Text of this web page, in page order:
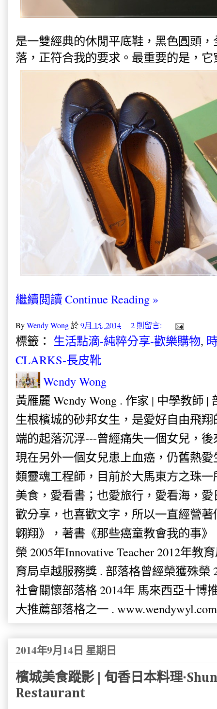
是一雙經典的休閒平底鞋，黑色圓頭
落，正符合我的要求。最重要的是，
繼續閲讀 Continue Reading »
ByWendy Wong於9月 15, 2014 2 則留言:
標籤： 生活點滴-純粹分享-歡樂購物,
CLARKS-長皮靴
Wendy Wong
黃雁麗 Wendy Wong . 作家 | 中學教師 |
生根檳城的砂邦女生，是愛好自由飛
端的起落沉浮---曾經痛失一個女兒，
現在另外一個女兒患上血癌，仍舊熱
類靈魂工程師，目前於大馬東方之珠
美食，愛看書；也愛旅行，愛看海，
歡分享，也喜歡文字，所以一直經營
翺翔》，著書《那些癌童教會我的事
榮 2005年Innovative Teacher 2012年教
育局卓越服務獎 . 部落格曾經榮獲殊榮
社會關懷部落格 2014年 馬來西亞十博
大推薦部落格之一 . www.wendywyl.com
2014年9月14日 星期日
檳城美食蹤影 | 旬香日本料理
Restaurant